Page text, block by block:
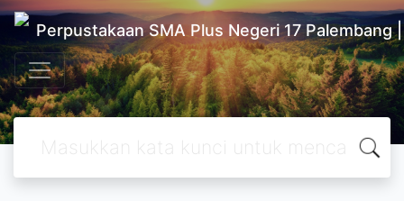
Perpustakaan SMA Plus Negeri 17 Palembang